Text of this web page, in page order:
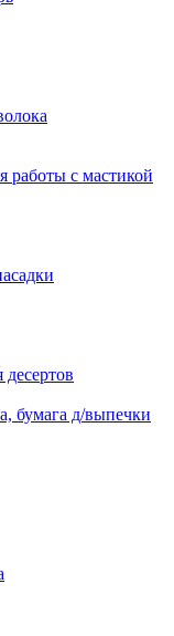
работы с мастикой
бумага д/выпечки